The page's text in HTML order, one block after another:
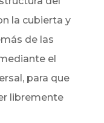
la cubierta y
de las
el
para que
libremente